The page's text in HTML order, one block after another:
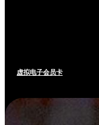
虚拟电子会员卡